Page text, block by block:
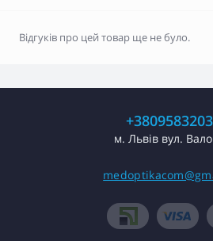
Відгуків про цей товар ще не було.
м. Львів вул.